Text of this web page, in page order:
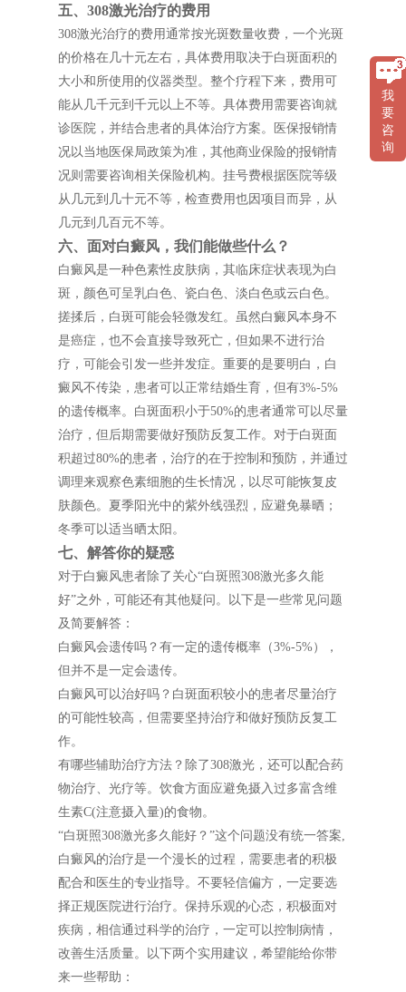
五、308激光治疗的费用
308激光治疗的费用通常按光斑数量收费，一个光斑
的价格在几十元左右，具体费用取决于白斑面积的
大小和所使用的仪器类型。整个疗程下来，费用可
能从几千元到千元以上不等。具体费用需要咨询就
诊医院，并结合患者的具体治疗方案。医保报销情
况以当地医保局政策为准，其他商业保险的报销情
况则需要咨询相关保险机构。挂号费根据医院等级
从几元到几十元不等，检查费用也因项目而异，从
几元到几百元不等。
六、面对白癜风，我们能做些什么？
白癜风是一种色素性皮肤病，其临床症状表现为白
斑，颜色可呈乳白色、瓷白色、淡白色或云白色。
搓揉后，白斑可能会轻微发红。虽然白癜风本身不
是癌症，也不会直接导致死亡，但如果不进行治
疗，可能会引发一些并发症。重要的是要明白，白
癜风不传染，患者可以正常结婚生育，但有3%-5%
的遗传概率。白斑面积小于50%的患者通常可以尽量
治疗，但后期需要做好预防反复工作。对于白斑面
积超过80%的患者，治疗的在于控制和预防，并通过
调理来观察色素细胞的生长情况，以尽可能恢复皮
肤颜色。夏季阳光中的紫外线强烈，应避免暴晒；
冬季可以适当晒太阳。
七、解答你的疑惑
对于白癜风患者除了关心“白斑照308激光多久能
好”之外，可能还有其他疑问。以下是一些常见问题
及简要解答：
白癜风会遗传吗？有一定的遗传概率（3%-5%），
但并不是一定会遗传。
白癜风可以治好吗？白斑面积较小的患者尽量治疗
的可能性较高，但需要坚持治疗和做好预防反复工
作。
有哪些辅助治疗方法？除了308激光，还可以配合药
物治疗、光疗等。饮食方面应避免摄入过多富含维
生素C(注意摄入量)的食物。
“白斑照308激光多久能好？”这个问题没有统一答案,
白癜风的治疗是一个漫长的过程，需要患者的积极
配合和医生的专业指导。不要轻信偏方，一定要选
择正规医院进行治疗。保持乐观的心态，积极面对
疾病，相信通过科学的治疗，一定可以控制病情，
改善生活质量。以下两个实用建议，希望能给你带
来一些帮助：
我
要
咨
询